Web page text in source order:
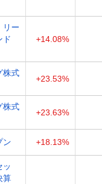
リー
ド
+14.08%
株式
+23.53%
株式
+23.63%
ン +18.13%
ッ
算